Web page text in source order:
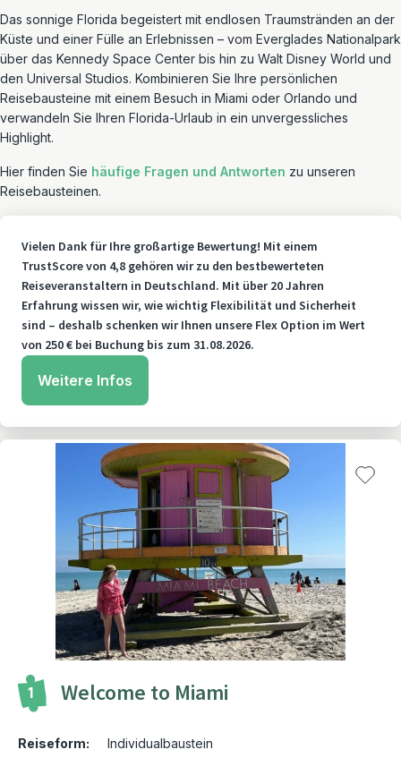
Das sonnige Florida begeistert mit endlosen Traumstränden an der
Küste und einer Fülle an Erlebnissen – vom Everglades Nationalpark
über das Kennedy Space Center bis hin zu Walt Disney World und
den Universal Studios. Kombinieren Sie Ihre persönlichen
Reisebausteine mit einem Besuch in Miami oder Orlando und
verwandeln Sie Ihren Florida-Urlaub in ein unvergessliches
Highlight.
Hier finden Sie häufige Fragen und Antworten zu unseren
Reisebausteinen.
Vielen Dank für Ihre großartige Bewertung! Mit einem
TrustScore von 4,8 gehören wir zu den bestbewerteten
Reiseveranstaltern in Deutschland. Mit über 20 Jahren
Erfahrung wissen wir, wie wichtig Flexibilität und Sicherheit
sind – deshalb schenken wir Ihnen unsere Flex Option im Wert
von 250 € bei Buchung bis zum 31.08.2026.
Weitere Infos
1 Welcome to Miami
Reiseform:
Individualbaustein